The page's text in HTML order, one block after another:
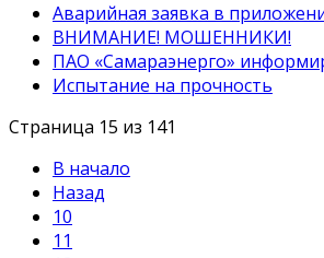
Аварийная заявка в
ВНИМАНИЕ! МОШЕННИКИ!
ПАО «Самараэнерго»
Испытание на прочность
Страница 15 из 141
В начало
Назад
10
11